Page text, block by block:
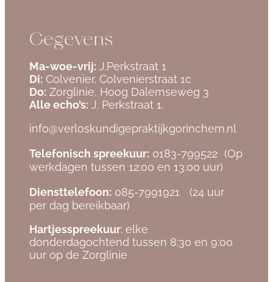
Gegevens
Ma-woe-vrij: J.Perkstraat 1
Di: Colvenier, Colvenierstraat 1c
Do: Zorglinie, Hoog Dalemseweg 3
Alle echo’s: J. Perkstraat 1.
info@verloskundigepraktijkgorinchem.nl
Telefonisch spreekuur: 0183-799522 (Op
werkdagen tussen 12:00 en 13:00 uur)
Diensttelefoon: 085-7991921 (24 uur
per dag bereikbaar)
Hartjesspreekuur: elke
donderdagochtend tussen 8:30 en 9:00
uur op de Zorglinie